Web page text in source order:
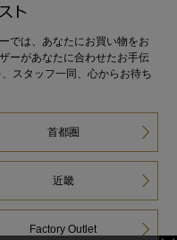
では、あなたにお買い物をお
ーがあなたに合わせたお手伝
スタッフ一同、心からお待ち
首都圏
近畿
Factory Outlet